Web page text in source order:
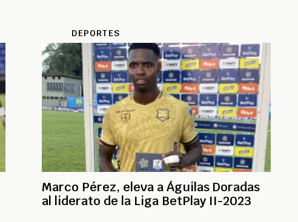
DEPORTES
Marco Pérez, eleva a Águilas Doradas
al liderato de la Liga BetPlay II-2023